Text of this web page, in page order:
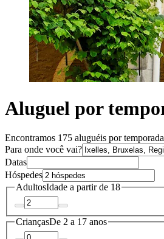
Aluguel por
Encontramos 175 aluguéis por
Para onde você vai?
Datas
Hóspedes
AdultosIdade a partir de 18
CriançasDe 2 a 17 anos